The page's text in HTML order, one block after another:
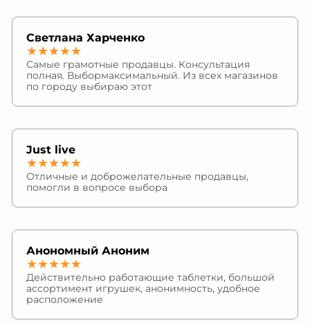
Светлана Харченко
★★★★★
Самые грамотные продавцы. Консультация
полная. Выбормаксимальный. Из всех магазинов
по городу выбираю этот
Just live
★★★★★
Отличные и доброжелательные продавцы,
помогли в вопросе выбора
Анономный Аноним
★★★★★
Действительно работающие таблетки, большой
ассортимент игрушек, анонимность, удобное
расположение